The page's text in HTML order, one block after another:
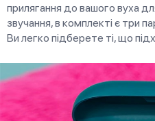
прилягання до вашого вуха
звучання, в комплекті є три
Ви легко підберете ті, що